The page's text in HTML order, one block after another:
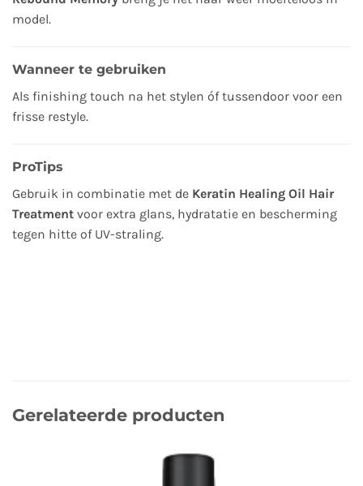
model.
Wanneer te gebruiken
Als finishing touch na het stylen óf tussendoor voor een
frisse restyle.
ProTips
Gebruik in combinatie met de Keratin Healing Oil Hair
Treatment voor extra glans, hydratatie en bescherming
tegen hitte of UV-straling.
Gerelateerde producten